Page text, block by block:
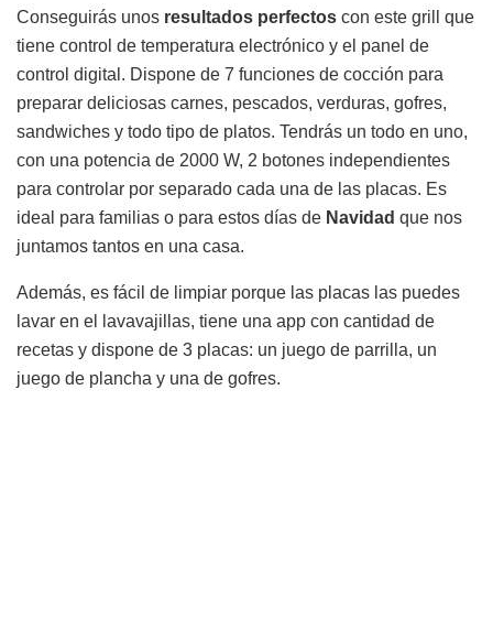
Conseguirás unos resultados perfectos con este grill que
tiene control de temperatura electrónico y el panel de
control digital. Dispone de 7 funciones de cocción para
preparar deliciosas carnes, pescados, verduras, gofres,
sandwiches y todo tipo de platos. Tendrás un todo en uno,
con una potencia de 2000 W, 2 botones independientes
para controlar por separado cada una de las placas. Es
ideal para familias o para estos días de Navidad que nos
juntamos tantos en una casa.
Además, es fácil de limpiar porque las placas las puedes
lavar en el lavavajillas, tiene una app con cantidad de
recetas y dispone de 3 placas: un juego de parrilla, un
juego de plancha y una de gofres.